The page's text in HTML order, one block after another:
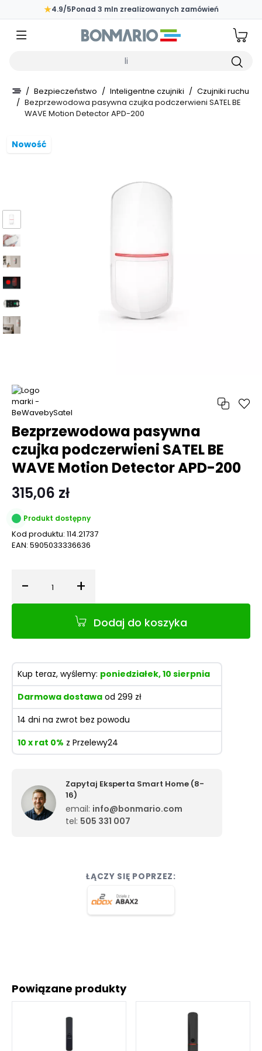
Przejdź do głównej zawartości strony
★4.9/5Ponad 3 mln zrealizowanych zamówień
/ Bezpieczeństwo / Inteligentne czujniki / Czujniki ruchu
/ Bezprzewodowa pasywna czujka podczerwieni SATEL BE
WAVE Motion Detector APD-200
ŁĄCZY SIĘ POPRZEZ:
Powiązane produkty
Bezprzewodowa pasywna
czujka podczerwieni SATEL BE
WAVE Motion Detector APD-200
315,06 zł
Produkt dostępny
Kod produktu: 114.21737
EAN: 5905033336636
- Ilość +
Dodaj do koszyka
Kup teraz, wyślemy: poniedziałek, 10 sierpnia
Darmowa dostawa od 299 zł
14 dni na zwrot bez powodu
10 x rat 0% z Przelewy24
Zapytaj Eksperta Smart Home (8-
16)
email: info@bonmario.com
tel: 505 331 007
Nowość